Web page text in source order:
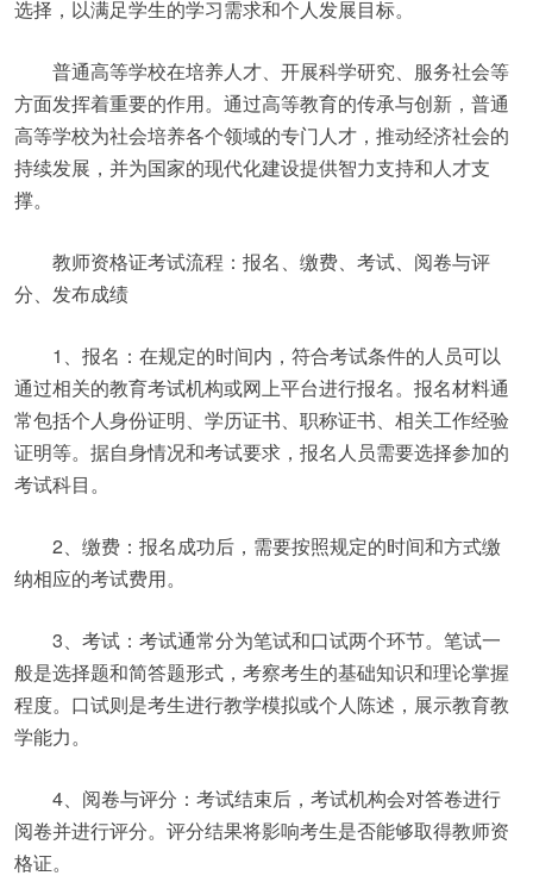
选择，以满足学生的学习需求和个人发展目标。
普通高等学校在培养人才、开展科学研究、服务社会等
方面发挥着重要的作用。通过高等教育的传承与创新，普通
高等学校为社会培养各个领域的专门人才，推动经济社会的
持续发展，并为国家的现代化建设提供智力支持和人才支
撑。
教师资格证考试流程：报名、缴费、考试、阅卷与评
分、发布成绩
1、报名：在规定的时间内，符合考试条件的人员可以
通过相关的教育考试机构或网上平台进行报名。报名材料通
常包括个人身份证明、学历证书、职称证书、相关工作经验
证明等。据自身情况和考试要求，报名人员需要选择参加的
考试科目。
2、缴费：报名成功后，需要按照规定的时间和方式缴
纳相应的考试费用。
3、考试：考试通常分为笔试和口试两个环节。笔试一
般是选择题和简答题形式，考察考生的基础知识和理论掌握
程度。口试则是考生进行教学模拟或个人陈述，展示教育教
学能力。
4、阅卷与评分：考试结束后，考试机构会对答卷进行
阅卷并进行评分。评分结果将影响考生是否能够取得教师资
格证。